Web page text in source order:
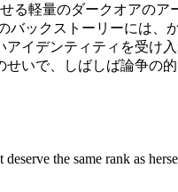
る軽量のダークオアのア
ックストーリーには、
イデンティティを受け
いで、しばしば論争の
the same rank as